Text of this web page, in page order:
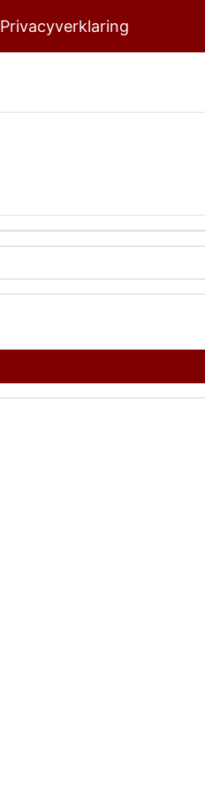
Privacyverklaring